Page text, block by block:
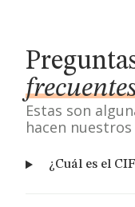
Estas son
hacen
¿Cuál es el